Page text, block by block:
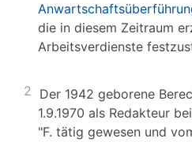
die in diesem Zeitraum
Arbeitsverdienste
2 Der 1942 geborene
1.9.1970 als Redakteur
"F. tätig gewesen und